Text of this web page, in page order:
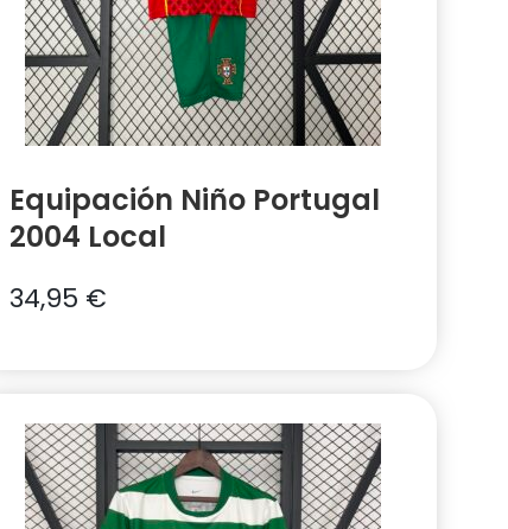
Equipación Niño Portugal
2004 Local
34,95 €